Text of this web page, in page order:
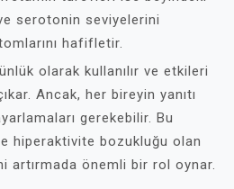
serotonin seviyelerini
hafifletir.
olarak kullanılır ve etkileri
Ancak, her bireyin yanıtı
gerekebilir. Bu
hiperaktivite bozukluğu olan
artırmada önemli bir rol oynar.